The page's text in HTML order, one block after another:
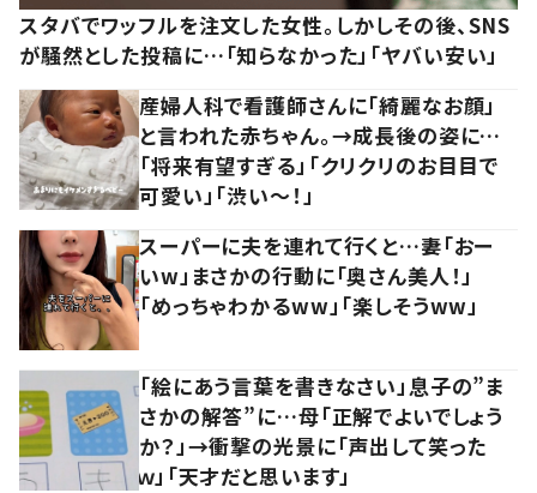
スタバでワッフルを注文した女性。しかしその後、SNS
が騒然とした投稿に…「知らなかった」「ヤバい安い」
産婦人科で看護師さんに「綺麗なお顔」
と言われた赤ちゃん。→成長後の姿に…
「将来有望すぎる」「クリクリのお目目で
可愛い」「渋い～！」
スーパーに夫を連れて行くと…妻「おー
いw」まさかの行動に「奥さん美人！」
「めっちゃわかるww」「楽しそうww」
「絵にあう言葉を書きなさい」息子の”ま
さかの解答”に…母「正解でよいでしょう
か？」→衝撃の光景に「声出して笑った
ｗ」「天才だと思います」